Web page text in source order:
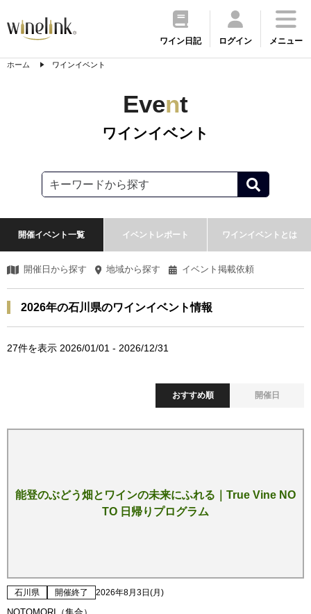
ワイン日記 ログイン メニュー
ホーム ワインイベント
Event
ワインイベント
開催イベント一覧 イベントレポート ワインイベントとは
開催日から探す 地域から探す イベント掲載依頼
2026年の石川県のワインイベント情報
27件を表示 2026/01/01 - 2026/12/31
開催日
おすすめ順
能登のぶどう畑とワインの未来にふれる｜True Vine NO
TO 日帰りプログラム
石川県 開催終了 2026年8月3日(月)